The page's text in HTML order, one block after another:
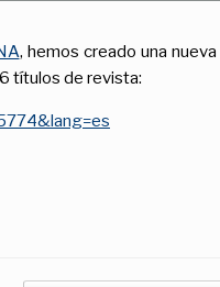
, hemos creado una nueva
títulos de revista: